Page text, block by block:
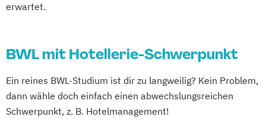
erwartet.
BWL mit Hotellerie-Schwerpunkt
Ein reines BWL-Studium ist dir zu langweilig? Kein Problem,
dann wähle doch einfach einen abwechslungsreichen
Schwerpunkt, z. B. Hotelmanagement!